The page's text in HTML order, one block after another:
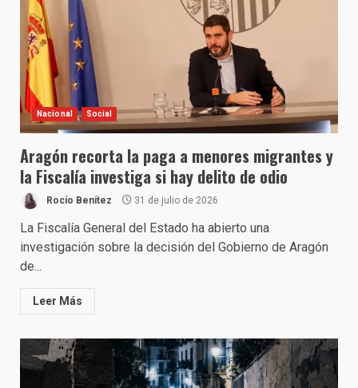
Nacional Social
Aragón recorta la paga a menores migrantes y
la Fiscalía investiga si hay delito de odio
Rocío Benítez 31 de julio de 2026
La Fiscalía General del Estado ha abierto una
investigación sobre la decisión del Gobierno de Aragón
de...
Leer Más